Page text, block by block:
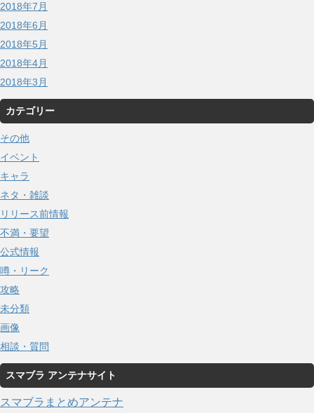
2018年7月
2018年6月
2018年5月
2018年4月
2018年3月
カテゴリー
その他
イベント
キャラ
ネタ・雑談
リリース前情報
不満・要望
公式情報
噂・リーク
攻略
未分類
画像
相談・質問
スマブラ アンテナサイト
スマブラまとめアンテナ